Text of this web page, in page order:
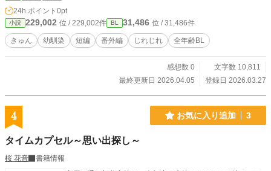
24h.ポイント 0pt
小説 229,002 位 / 229,002件 BL 31,486 位 / 31,486件
きゅん 幼馴染 短編 番外編 じれじれ 全年齢BL
感想数 0
文字数 10,811
最終更新日 2026.04.05
登録日 2026.03.27
4 お気に入り追加 3
タイムカプセル～思い出探し～
桜 花音
書籍情報